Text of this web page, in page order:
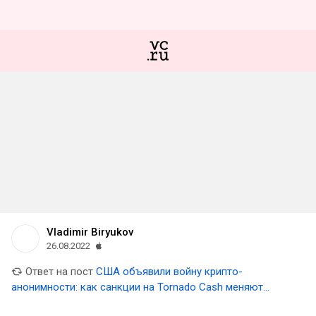
Vladimir Biryukov
26.08.2022
Ответ на пост США объявили войну крипто-
анонимности: как санкции на Tornado Cash меняют